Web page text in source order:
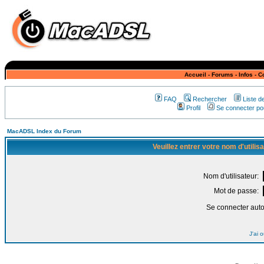
Accueil - Forums - Infos -
FAQ Rechercher
Liste
Profil
Se connecter
MacADSL Index du Forum
Veuillez entrer votre nom
Nom d'utilisateur:
Mot de passe:
Se connecter
J'ai